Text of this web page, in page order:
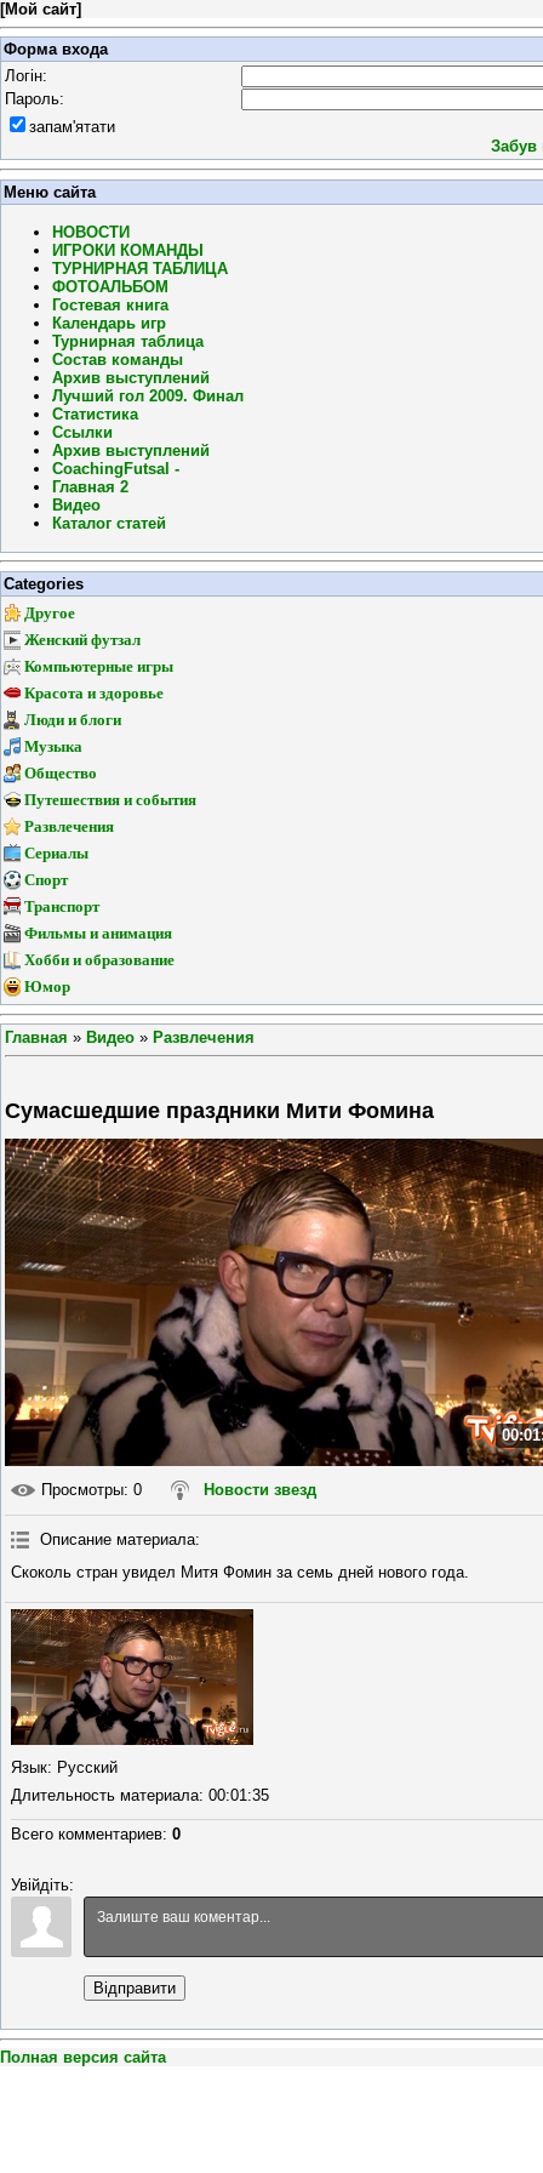
[Мой сайт]
Форма входа
Логін:
Пароль:
запам'ятати
Забув
Меню сайта
НОВОСТИ
ИГРОКИ КОМАНДЫ
ТУРНИРНАЯ ТАБЛИЦА
ФОТОАЛЬБОМ
Гостевая книга
Календарь игр
Турнирная таблица
Состав команды
Архив выступлений
Лучший гол 2009. Финал
Статистика
Ссылки
Архив выступлений
CoachingFutsal -
Главная 2
Видео
Каталог статей
Categories
Другое
Женский футзал
Компьютерные игры
Красота и здоровье
Люди и блоги
Музыка
Общество
Путешествия и события
Развлечения
Сериалы
Спорт
Транспорт
Фильмы и анимация
Хобби и образование
Юмор
Главная » Видео » Развлечения
Сумасшедшие праздники Мити Фомина
Просмотры: 0 Новости звезд
Описание материала:
Скоколь стран увидел Митя Фомин за семь дней нового года.
Язык: Русский
Длительность материала: 00:01:35
Всего комментариев: 0
Увійдіть:
Відправити
Полная версия сайта